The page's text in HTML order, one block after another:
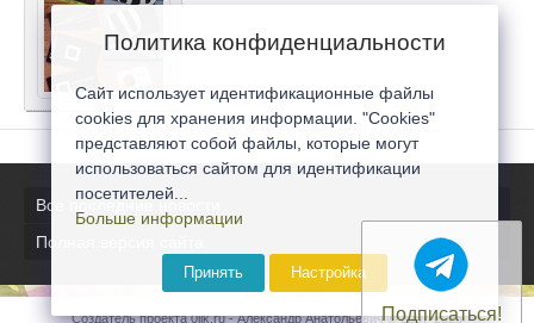
Все последние новости
Полная версия сайта
Создатель проекта 0lik.ru - Александр Анатольевич © 2007-2026
Подписаться!
Политика конфиденциальности
Сайт использует идентификационные файлы
cookies для хранения информации. "Cookies"
представляют собой файлы, которые могут
использоваться сайтом для идентификации
посетителей...
Больше информации
Принять Настройка